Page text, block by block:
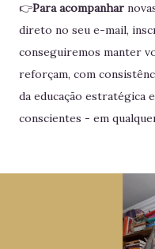
👉Para acompanhar
direto no seu e-mail,
conseguiremos manter
reforçam, com
da educação estratégica
conscientes - em